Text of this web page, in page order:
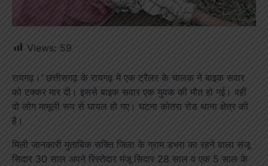
Views: 59
रायगढ़।’ छत्तीसगढ़ के रायगढ़ में एक ट्रैलर के चालक ने बाइक सवार
को टक्कर मार दी। इससे बाइक सवार एक युवक की मौत हो गई। वहीं
दो लोग मामूली रूप से घायल हो गए। घटना कोतरा रोड थाना क्षेत्र की
है।
मिली जानकारी मुताबिक सक्ति जिला के ग्राम डभरा का रहने वाला संजू
सिदार 30 साल अपने रिस्तेदार मंजू सिदार 28 साल व एक 5 साल के